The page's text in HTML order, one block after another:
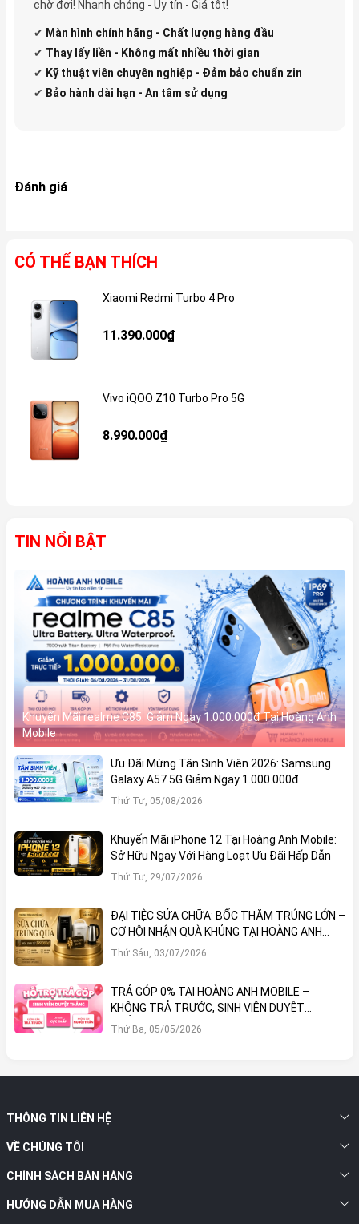
chờ đợi! Nhanh chóng - Uy tín - Giá tốt!
✔ Màn hình chính hãng - Chất lượng hàng đầu
✔ Thay lấy liền - Không mất nhiều thời gian
✔ Kỹ thuật viên chuyên nghiệp - Đảm bảo chuẩn zin
✔ Bảo hành dài hạn - An tâm sử dụng
Đánh giá
CÓ THỂ BẠN THÍCH
Xiaomi Redmi Turbo 4 Pro
11.390.000₫
Vivo iQOO Z10 Turbo Pro 5G
8.990.000₫
TIN NỔI BẬT
Khuyến Mãi realme C85: Giảm Ngay 1.000.000đ Tại Hoàng Anh
Mobile
Ưu Đãi Mừng Tân Sinh Viên 2026: Samsung
Galaxy A57 5G Giảm Ngay 1.000.000đ
Thứ Tư, 05/08/2026
Khuyến Mãi iPhone 12 Tại Hoàng Anh Mobile:
Sở Hữu Ngay Với Hàng Loạt Ưu Đãi Hấp Dẫn
Thứ Tư, 29/07/2026
ĐẠI TIỆC SỬA CHỮA: BỐC THĂM TRÚNG LỚN –
CƠ HỘI NHẬN QUÀ KHỦNG TẠI HOÀNG ANH
MOBILE
Thứ Sáu, 03/07/2026
TRẢ GÓP 0% TẠI HOÀNG ANH MOBILE –
KHÔNG TRẢ TRƯỚC, SINH VIÊN DUYỆT
THẲNG!
Thứ Ba, 05/05/2026
THÔNG TIN LIÊN HỆ
VỀ CHÚNG TÔI
CHÍNH SÁCH BÁN HÀNG
HƯỚNG DẪN MUA HÀNG